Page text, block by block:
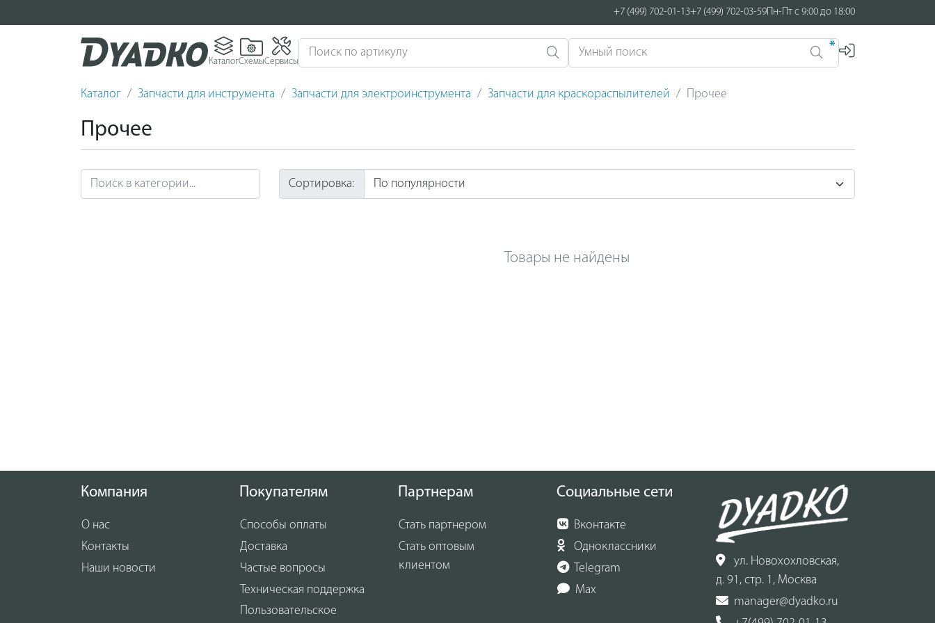
+7 (499) 702-01-13+7 (499) 702-03-59Пн-Пт с 9:00 до 18:00
КаталогСхемыСервисы
*
Каталог Запчасти для инструмента Запчасти для электроинструмента Запчасти для краскораспылителей Прочее
Прочее
Сортировка:
Товары не найдены
Компания
О нас
Контакты
Наши новости
Покупателям
Способы оплаты
Доставка
Частые вопросы
Техническая поддержка
Пользовательское
Партнерам
Стать партнером
Стать оптовым
клиентом
Социальные сети
Вконтакте
Одноклассники
Telegram
Max
ул. Новохохловская,
д. 91, стр. 1, Москва
manager@dyadko.ru